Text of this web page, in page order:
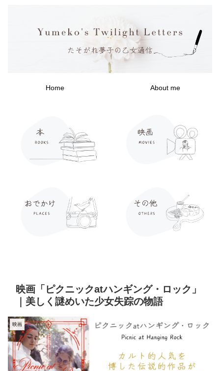
Home About me
映画「ピクニックatハンギング・ロック」
｜美しく謎めいた少女失踪の物語
映画